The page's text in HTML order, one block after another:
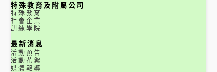
特殊教育及附屬公司
特殊教育
社會企業
訓練學院
最新消息
活動預告
活動花絮
媒體報導